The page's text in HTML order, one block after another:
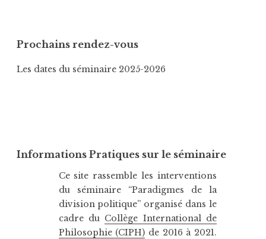
o
o
e
r
Prochains rendez-vous
Les dates du séminaire 2025-2026
Informations Pratiques sur le séminaire
Ce site rassemble les interventions
du séminaire “Paradigmes de la
division politique” organisé dans le
cadre du Collège International de
Philosophie (CIPH) de 2016 à 2021.